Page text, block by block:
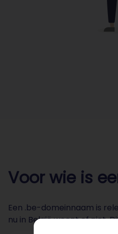
Voor wie is
Een .be-domeinnaam is
nu in België woont of niet.